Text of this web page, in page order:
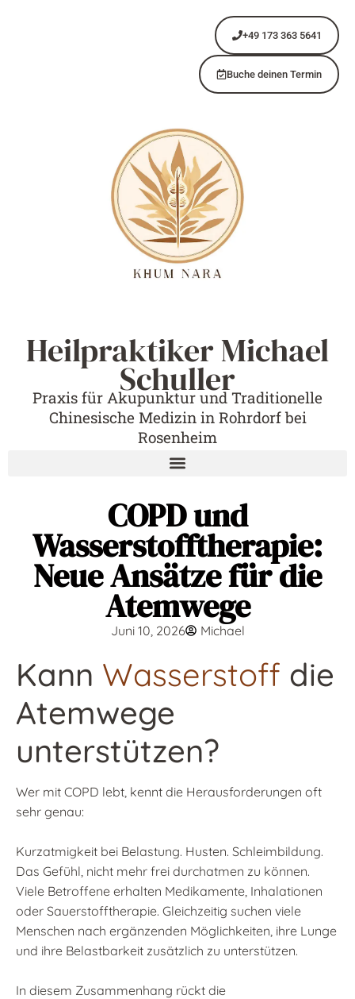
+49 173 363 5641
Buche deinen Termin
Heilpraktiker Michael
Schuller
Praxis für Akupunktur und Traditionelle
Chinesische Medizin in Rohrdorf bei
Rosenheim
COPD und
Wasserstofftherapie:
Neue Ansätze für die
Atemwege
Juni 10, 2026 Michael
Kann Wasserstoff die
Atemwege
unterstützen?
Wer mit COPD lebt, kennt die Herausforderungen oft
sehr genau:
Kurzatmigkeit bei Belastung. Husten. Schleimbildung.
Das Gefühl, nicht mehr frei durchatmen zu können.
Viele Betroffene erhalten Medikamente, Inhalationen
oder Sauerstofftherapie. Gleichzeitig suchen viele
Menschen nach ergänzenden Möglichkeiten, ihre Lunge
und ihre Belastbarkeit zusätzlich zu unterstützen.
In diesem Zusammenhang rückt die